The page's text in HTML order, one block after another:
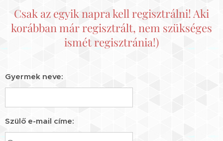
Csak az egyik napra kell regisztrálni! Aki
korábban már regisztrált, nem szükséges
ismét regisztránia!)
Gyermek neve:
Szülő e-mail címe: